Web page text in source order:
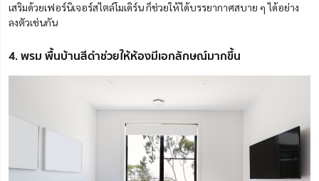
เสริมด้วยเฟอร์นิเจอร์สไตล์โมเดิร์น ก็ช่วยให้ได้บรรยากาศสบาย ๆ ได้อย่าง
ลงตัวเช่นกัน
4. พรม พื้นบ้านสีดำช่วยให้ห้องมีเอกลักษณ์มากขึ้น